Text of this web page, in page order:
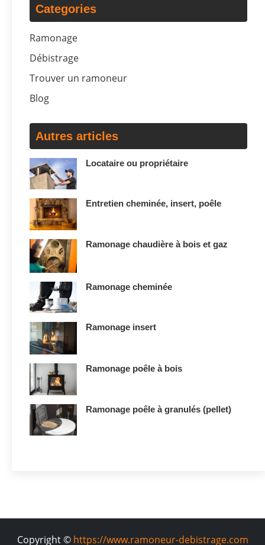
Categories
Ramonage
Débistrage
Trouver un ramoneur
Blog
Autres articles
Locataire ou propriétaire
Entretien cheminée, insert, poêle
Ramonage chaudière à bois et gaz
Ramonage cheminée
Ramonage insert
Ramonage poêle à bois
Ramonage poêle à granulés (pellet)
Copyright © https://www.ramoneur-debistrage.com